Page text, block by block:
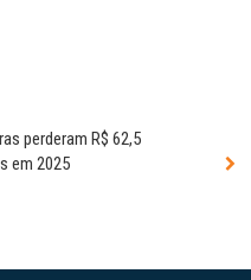
perderam R$ 62,5
em 2025